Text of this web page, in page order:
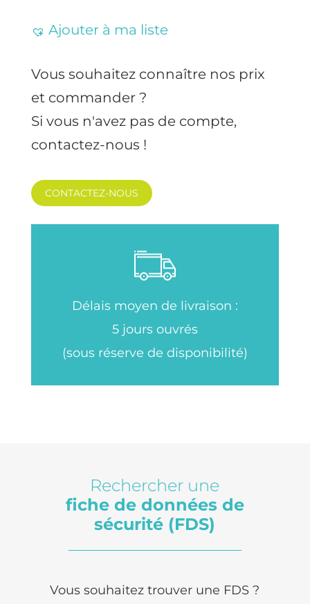
Ajouter à ma liste
Vous souhaitez connaître nos prix
et commander ?
Si vous n'avez pas de compte,
contactez-nous !
CONTACTEZ-NOUS
Délais moyen de livraison :
5 jours ouvrés
(sous réserve de disponibilité)
Rechercher une
fiche de données de
sécurité (FDS)
Vous souhaitez trouver une FDS ?